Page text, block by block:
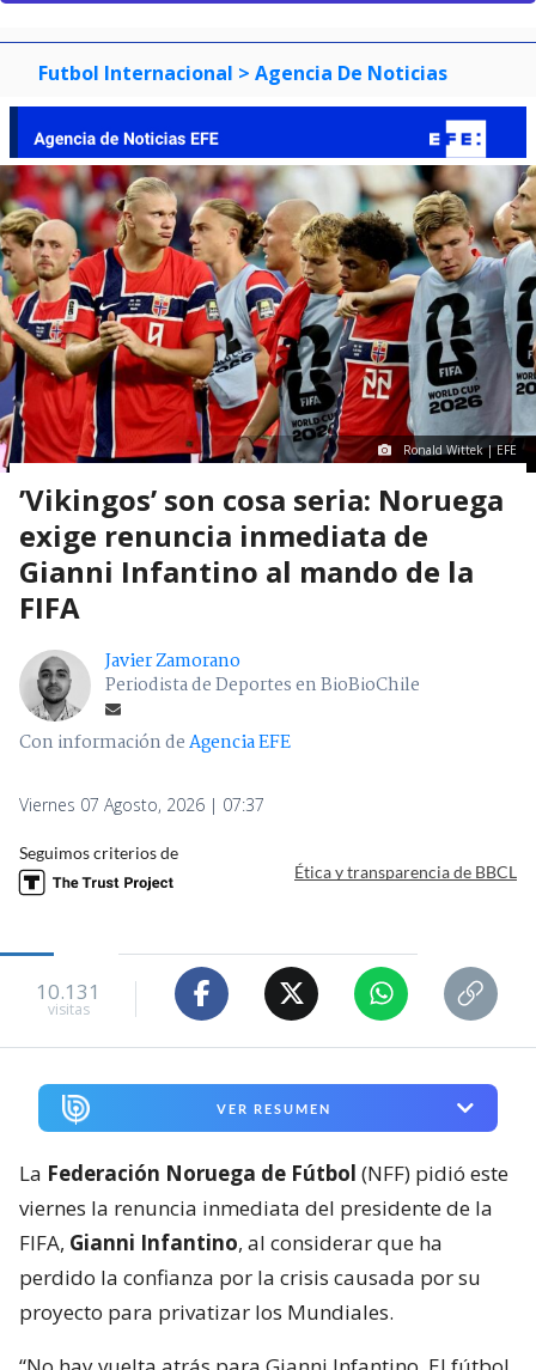
Futbol Internacional > Agencia De Noticias
Ronald Wittek | EFE
’Vikingos’ son cosa seria: Noruega
exige renuncia inmediata de
Gianni Infantino al mando de la
FIFA
Javier Zamorano
Periodista de Deportes en BioBioChile
Con información deAgencia EFE
Viernes 07 Agosto, 2026 | 07:37
Seguimos criterios de
Ética y transparencia de BBCL
10.131
visitas
VER RESUMEN
La Federación Noruega de Fútbol (NFF) pidió este
viernes la renuncia inmediata del presidente de la
FIFA, Gianni Infantino, al considerar que ha
perdido la confianza por la crisis causada por su
proyecto para privatizar los Mundiales.